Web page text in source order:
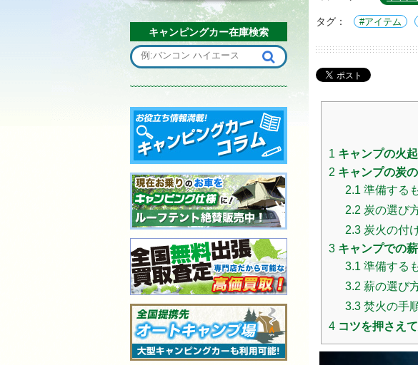
タグ： アイテム
1 キャンプの火
2 キャンプの炭
2.1 準備する
2.2 炭の選び
2.3 炭火の付
3 キャンプでの
3.1 準備する
3.2 薪の選び
3.3 焚火の手
4 コツを押さえ
キャンピングカー在庫検索